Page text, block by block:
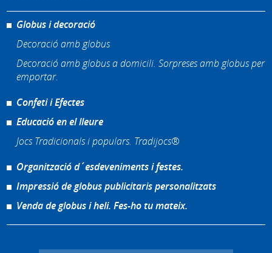
Globus i decoració
Decoració amb globus
Decoració amb globus a domicili. Sorpreses amb globus per
emportar.
Confeti i Efectes
Educació en el lleure
Jocs Tradicionals i populars. Tradijocs®
Organització d´esdeveniments i festes.
Impressió de globus publicitaris personalitzats
Venda de globus i heli. Fes-ho tu mateix.